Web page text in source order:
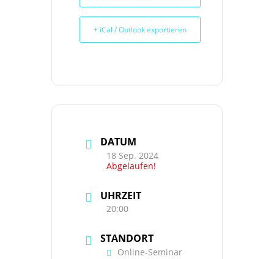
+ iCal / Outlook exportieren
DATUM
18 Sep. 2024
Abgelaufen!
UHRZEIT
20:00
STANDORT
Online-Seminar